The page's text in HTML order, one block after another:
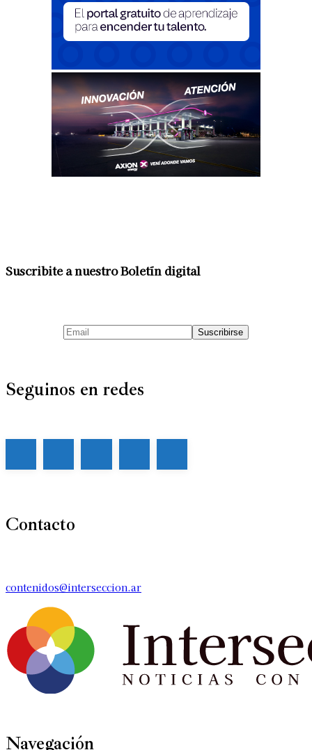
Suscribite a nuestro Boletín digital
Seguinos en redes
Contacto
contenidos@interseccion.ar
Navegación